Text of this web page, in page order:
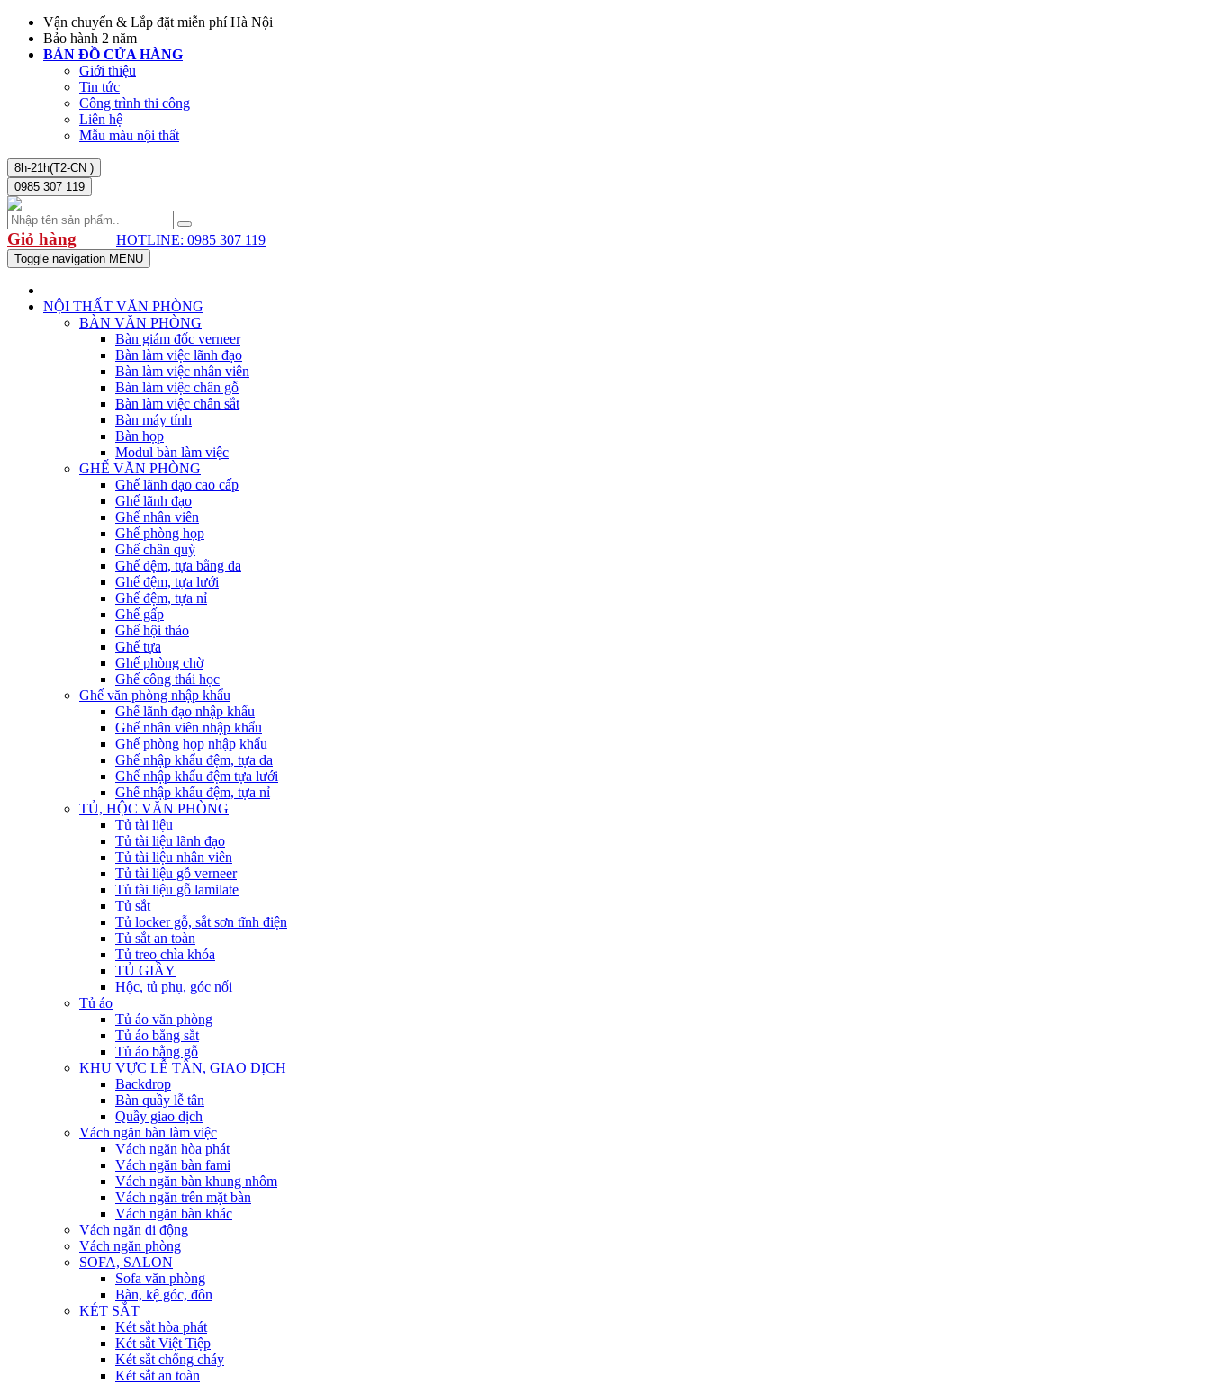
Vận chuyển & Lắp đặt miễn phí Hà Nội
Bảo hành 2 năm
BẢN ĐỒ CỬA HÀNG
Giới thiệu
Tin tức
Công trình thi công
Liên hệ
Mẫu màu nội thất
8h-21h(T2-CN )
0985 307 119
Giỏ hàng HOTLINE: 0985 307 119
Toggle navigation MENU
NỘI THẤT VĂN PHÒNG
BÀN VĂN PHÒNG
Bàn giám đốc verneer
Bàn làm việc lãnh đạo
Bàn làm việc nhân viên
Bàn làm việc chân gỗ
Bàn làm việc chân sắt
Bàn máy tính
Bàn họp
Modul bàn làm việc
GHẾ VĂN PHÒNG
Ghế lãnh đạo cao cấp
Ghế lãnh đạo
Ghế nhân viên
Ghế phòng họp
Ghế chân quỳ
Ghế đệm, tựa bằng da
Ghế đệm, tựa lưới
Ghế đệm, tựa nỉ
Ghế gấp
Ghế hội thảo
Ghế tựa
Ghế phòng chờ
Ghế công thái học
Ghế văn phòng nhập khẩu
Ghế lãnh đạo nhập khẩu
Ghế nhân viên nhập khẩu
Ghế phòng họp nhập khẩu
Ghế nhập khẩu đệm, tựa da
Ghế nhập khẩu đệm tựa lưới
Ghế nhập khẩu đệm, tựa nỉ
TỦ, HỘC VĂN PHÒNG
Tủ tài liệu
Tủ tài liệu lãnh đạo
Tủ tài liệu nhân viên
Tủ tài liệu gỗ verneer
Tủ tài liệu gỗ lamilate
Tủ sắt
Tủ locker gỗ, sắt sơn tĩnh điện
Tủ sắt an toàn
Tủ treo chìa khóa
TỦ GIẦY
Hộc, tủ phụ, góc nối
Tủ áo
Tủ áo văn phòng
Tủ áo bằng sắt
Tủ áo bằng gỗ
KHU VỰC LỄ TÂN, GIAO DỊCH
Backdrop
Bàn quầy lễ tân
Quầy giao dịch
Vách ngăn bàn làm việc
Vách ngăn hòa phát
Vách ngăn bàn fami
Vách ngăn bàn khung nhôm
Vách ngăn trên mặt bàn
Vách ngăn bàn khác
Vách ngăn di động
Vách ngăn phòng
SOFA, SALON
Sofa văn phòng
Bàn, kệ góc, đôn
KÉT SẮT
Két sắt hòa phát
Két sắt Việt Tiệp
Két sắt chống cháy
Két sắt an toàn